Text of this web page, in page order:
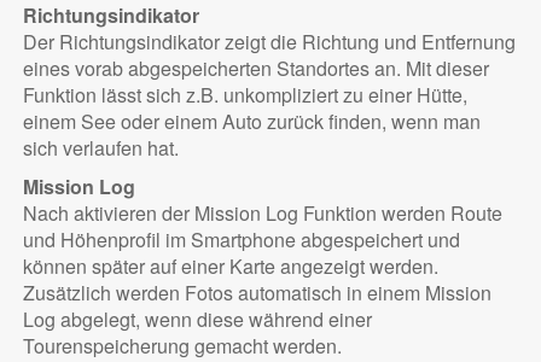
Richtungsindikator
Der Richtungsindikator zeigt die Richtung und Entfernung
eines vorab abgespeicherten Standortes an. Mit dieser
Funktion lässt sich z.B. unkompliziert zu einer Hütte,
einem See oder einem Auto zurück finden, wenn man
sich verlaufen hat.
Mission Log
Nach aktivieren der Mission Log Funktion werden Route
und Höhenprofil im Smartphone abgespeichert und
können später auf einer Karte angezeigt werden.
Zusätzlich werden Fotos automatisch in einem Mission
Log abgelegt, wenn diese während einer
Tourenspeicherung gemacht werden.